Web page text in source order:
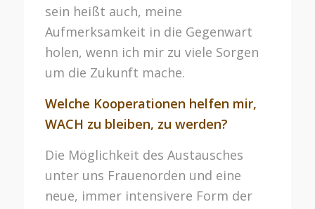
sein heißt auch, meine
Aufmerksamkeit in die Gegenwart
holen, wenn ich mir zu viele Sorgen
um die Zukunft mache.
Welche Kooperationen helfen mir,
WACH zu bleiben, zu werden?
Die Möglichkeit des Austausches
unter uns Frauenorden und eine
neue, immer intensivere Form der